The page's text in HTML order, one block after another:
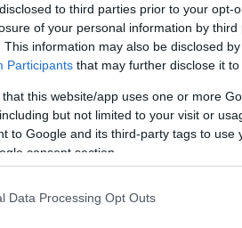
to third parties prior to your opt-
of your personal information by third
This information may also be disclosed
Participants that may further disclose it
that this website/app uses one or more
but not limited to your visit or
to Google and its third-party tags to
consent section.
Data Processing Opt Outs
ενδοοικογενειακής βίας
την ετεροθαλή αδελφή
Μου γκρίνιαξε
πολύ στρεσαρισμένος,